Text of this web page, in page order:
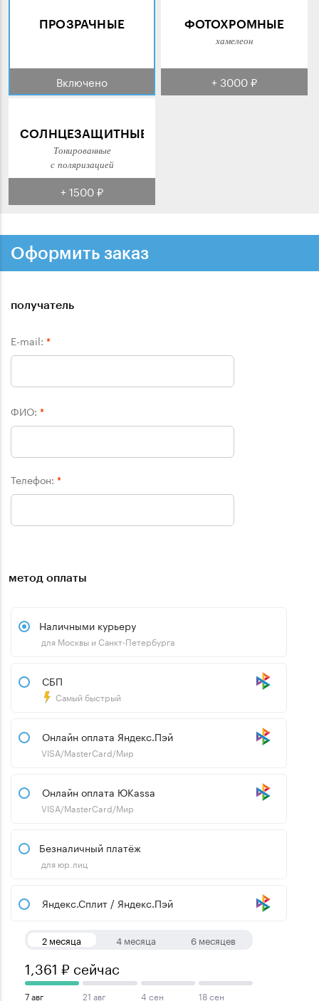
ПРОЗРАЧНЫЕ
Включено
ФОТОХРОМНЫЕ
хамелеон
+ 3000 ₽
СОЛНЦЕЗАЩИТНЫЕ
Тонированные
с поляризацией
+ 1500 ₽
Оформить заказ
получатель
E-mail: *
ФИО: *
Телефон: *
метод оплаты
Наличными курьеру
для Москвы и Санкт-Петербурга
СБП
Самый быстрый
Онлайн оплата Яндекс.Пэй
VISA/MasterCard/Мир
Онлайн оплата ЮKassa
VISA/MasterCard/Мир
Безналичный платёж
для юр.лиц
Яндекс.Сплит / Яндекс.Пэй
2 месяца 4 месяца 6 месяцев
1,361 ₽ сейчас
7 авг 21 авг 4 сен 18 сен